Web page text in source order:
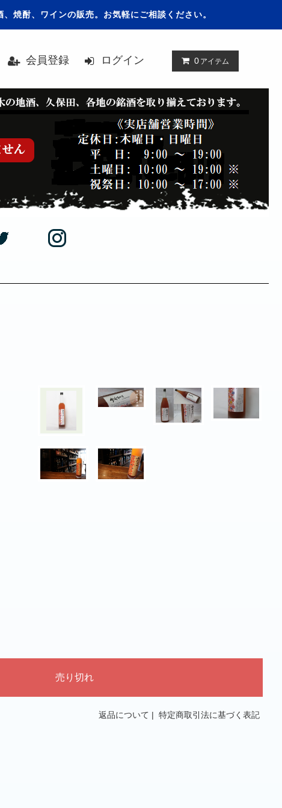
焼酎、ワインの販売。お気軽にご相談ください。
会員登録 ログイン 0 アイテム
返品について | 特定商取引法に基づく表記